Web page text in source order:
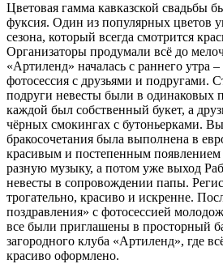
Цветовая гамма кавказской свадьбы
фуксия. Один из популярных цветов
сезона, который всегда смотрится
Организаторы продумали всё до
«Артиленд» началась с раннего утра
фотосессия с друзьями и подругами.
подруги невесты были в одинаковых
каждой был собственный букет, а
чёрных смокингах с бутоньерками.
бракосочетания была выполнена в
красивым и постепенным появлением
разную музыку, а потом уже выход
невесты в сопровождении папы.
трогательно, красиво и искренне.
поздравления» с фотосессией
все были приглашены в просторный
загородного клуба «Артиленд», где
красиво оформлено.